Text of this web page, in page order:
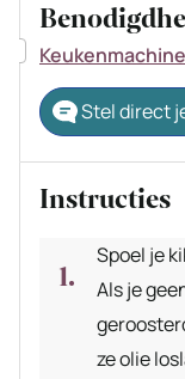
▢
Keukenmachine
Stel direct
Instructies
Spoel je
Als je
ze olie